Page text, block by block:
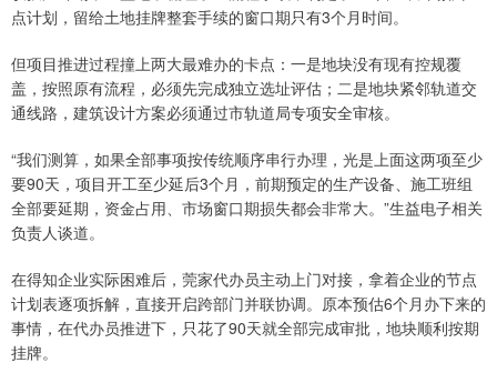
点计划，留给土地挂牌整套手续的窗口期只有3个月时间。
但项目推进过程撞上两大最难办的卡点：一是地块没有现有控规覆
盖，按照原有流程，必须先完成独立选址评估；二是地块紧邻轨道交
通线路，建筑设计方案必须通过市轨道局专项安全审核。
“我们测算，如果全部事项按传统顺序串行办理，光是上面这两项至少
要90天，项目开工至少延后3个月，前期预定的生产设备、施工班组
全部要延期，资金占用、市场窗口期损失都会非常大。”生益电子相关
负责人谈道。
在得知企业实际困难后，莞家代办员主动上门对接，拿着企业的节点
计划表逐项拆解，直接开启跨部门并联协调。原本预估6个月办下来的
事情，在代办员推进下，只花了90天就全部完成审批，地块顺利按期
挂牌。